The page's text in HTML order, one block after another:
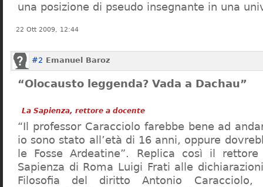
una posizione di pseudo insegnante in una
22 Ott 2009, 12:44
#2 Emanuel Baroz
“Olocausto leggenda? Vada a Dachau”
La Sapienza, rettore a docente
“Il professor Caracciolo farebbe bene ad
io sono stato all’età di 16 anni, oppure
le Fosse Ardeatine”. Replica così il rettore
Sapienza di Roma Luigi Frati alle
Filosofia del diritto Antonio